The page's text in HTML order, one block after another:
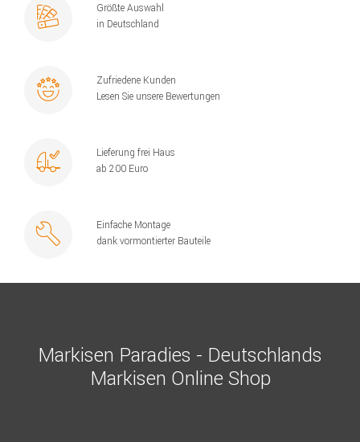
Größte Auswahl
in Deutschland
Zufriedene Kunden
Lesen Sie unsere Bewertungen
Lieferung frei Haus
ab 200 Euro
Einfache Montage
dank vormontierter Bauteile
Markisen Paradies - Deutschlands
Markisen Online Shop